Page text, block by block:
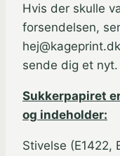
Hvis der skulle
forsendelsen,
sende dig et nyt.
Sukkerpapiret
og indeholder:
Stivelse (E1422,